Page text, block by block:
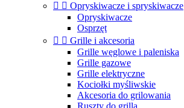
  Opryskiwacze i spryskiwacze
Opryskiwacze
Osprzęt
  Grille i akcesoria
Grille węglowe i paleniska
Grille gazowe
Grille elektryczne
Kociołki myśliwskie
Akcesoria do grilowania
Ruszty do grilla